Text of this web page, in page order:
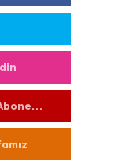
Bakım 10.516 TL